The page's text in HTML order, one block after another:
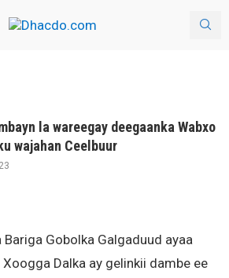
la wareegay deegaanka Wabxo
wajahan Ceelbuur
Gobolka Galgaduud ayaa
Dalka ay gelinkii dambe ee